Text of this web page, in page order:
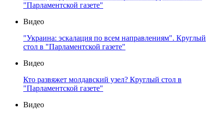
"Парламентской газете"
Видео
"Украина: эскалация по всем направлениям". Круглый
стол в "Парламентской газете"
Видео
Кто развяжет молдавский узел? Круглый стол в
"Парламентской газете"
Видео